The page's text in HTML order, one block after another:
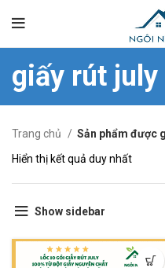
giấy rút july
Trang chủ
Sản phẩm được
Hiển thị kết quả duy nhất
Show sidebar